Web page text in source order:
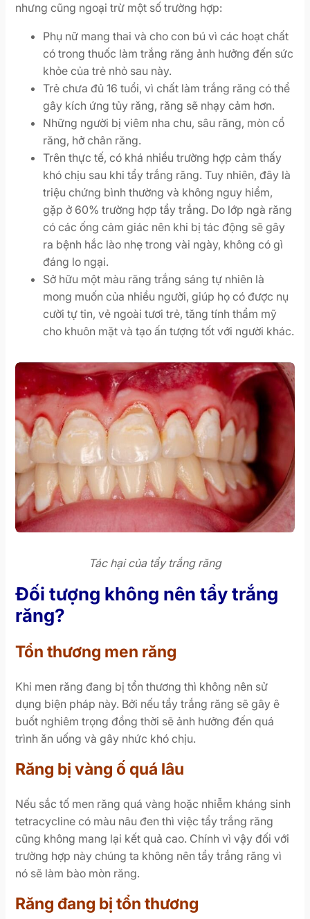
nhưng cũng ngoại trừ một số trường hợp:
Phụ nữ mang thai và cho con bú vì các hoạt chất
có trong thuốc làm trắng răng ảnh hưởng đến sức
khỏe của trẻ nhỏ sau này.
Trẻ chưa đủ 16 tuổi, vì chất làm trắng răng có thể
gây kích ứng tủy răng, răng sẽ nhạy cảm hơn.
Những người bị viêm nha chu, sâu răng, mòn cổ
răng, hở chân răng.
Trên thực tế, có khá nhiều trường hợp cảm thấy
khó chịu sau khi tẩy trắng răng. Tuy nhiên, đây là
triệu chứng bình thường và không nguy hiểm,
gặp ở 60% trường hợp tẩy trắng. Do lớp ngà răng
có các ống cảm giác nên khi bị tác động sẽ gây
ra bệnh hắc lào nhẹ trong vài ngày, không có gì
đáng lo ngại.
Sở hữu một màu răng trắng sáng tự nhiên là
mong muốn của nhiều người, giúp họ có được nụ
cười tự tin, vẻ ngoài tươi trẻ, tăng tính thẩm mỹ
cho khuôn mặt và tạo ấn tượng tốt với người khác.
Tác hại của tẩy trắng răng
Đối tượng không nên tẩy trắng
răng?
Tổn thương men răng
Khi men răng đang bị tổn thương thì không nên sử
dụng biện pháp này. Bởi nếu tẩy trắng răng sẽ gây ê
buốt nghiêm trọng đồng thời sẽ ảnh hưởng đến quá
trình ăn uống và gây nhức khó chịu.
Răng bị vàng ố quá lâu
Nếu sắc tố men răng quá vàng hoặc nhiễm kháng sinh
tetracycline có màu nâu đen thì việc tẩy trắng răng
cũng không mang lại kết quả cao. Chính vì vậy đối với
trường hợp này chúng ta không nên tẩy trắng răng vì
nó sẽ làm bào mòn răng.
Răng đang bị tổn thương